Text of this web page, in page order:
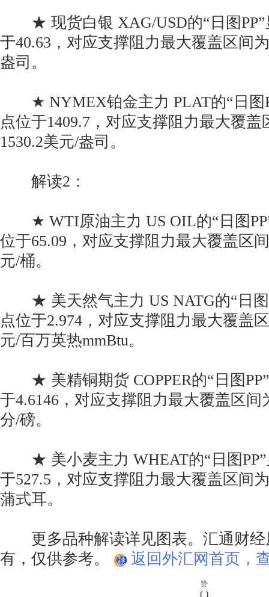
★ 现货白银 XAG/USD的“日图PP”
于40.63，对应支撑阻力最大覆盖区间
盎司。
★ NYMEX铂金主力 PLAT的“日图
点位于1409.7，对应支撑阻力最大覆盖
1530.2美元/盎司。
解读2：
★ WTI原油主力 US OIL的“日图
位于65.09，对应支撑阻力最大覆盖区
元/桶。
★ 美天然气主力 US NATG的“日图
点位于2.974，对应支撑阻力最大覆盖
元/百万英热mmBtu。
★ 美精铜期货 COPPER的“日图
于4.6146，对应支撑阻力最大覆盖区间
分/磅。
★ 美小麦主力 WHEAT的“日图PP”
于527.5，对应支撑阻力最大覆盖区间
蒲式耳。
更多品种解读详见图表。汇通财经
有，仅供参考。
返回外汇网首页，
赞
( )